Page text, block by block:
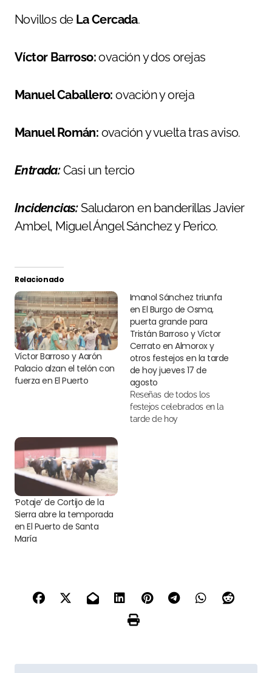
Novillos de La Cercada.
Víctor Barroso:ovación y dos orejas
Manuel Caballero: ovación y oreja
Manuel Román: ovación y vuelta tras aviso.
Entrada:Casi un tercio
Incidencias:Saludaron en banderillas Javier
Ambel, Miguel Ángel Sánchez y Perico.
Relacionado
Víctor Barroso y Aarón
Palacio alzan el telón con
fuerza en El Puerto
Imanol Sánchez triunfa
en El Burgo de Osma,
puerta grande para
Tristán Barroso y Víctor
Cerrato en Almorox y
otros festejos en la tarde
de hoy jueves 17 de
agosto
Reseñas de todos los
festejos celebrados en la
tarde de hoy
‘Potaje’ de Cortijo de la
Sierra abre la temporada
en El Puerto de Santa
María